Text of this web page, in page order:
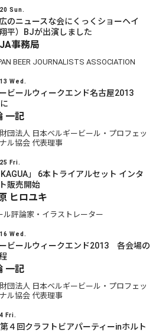
Sun.
のニュースな会にくっくショーヘイ
翔平）BJが出演しました
事務局
BEER JOURNALISTS ASSOCIATION
Wed.
ビールウィークエンド名古屋2013
一記
団法人 日本ベルギービール・プロフェッ
ル協会 代表理事
Fri.
KAGUA」 6本トライアルセット インタ
販売開始
ヒロユキ
ル評論家・イラストレーター
Wed.
ビールウィークエンド2013 各会場の
一記
団法人 日本ベルギービール・プロフェッ
ル協会 代表理事
Fri.
４回クラフトビアパーティーinホルト